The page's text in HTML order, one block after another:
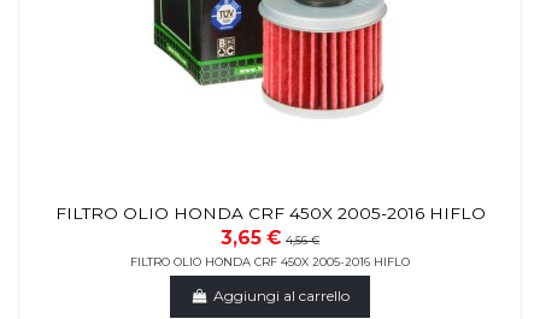
FILTRO OLIO HONDA CRF 450X 2005-2016 HIFLO
3,65 € 4,56 €
FILTRO OLIO HONDA CRF 450X 2005-2016 HIFLO
Aggiungi al carrello